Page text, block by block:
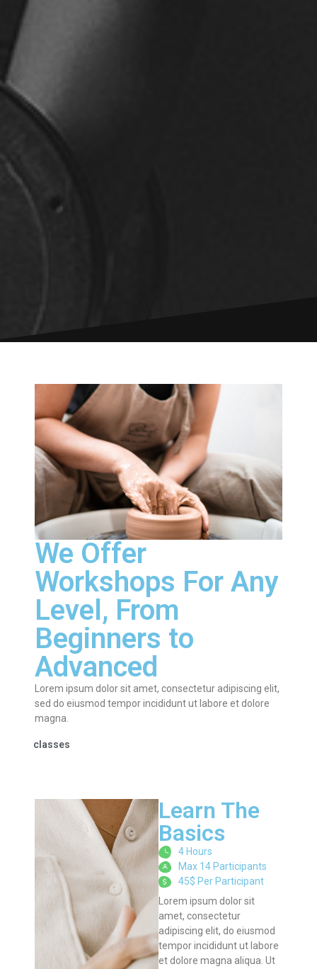
We Offer
Workshops For Any
Level, From
Beginners to
Advanced
Lorem ipsum dolor sit amet, consectetur adipiscing elit,
sed do eiusmod tempor incididunt ut labore et dolore
magna.
classes
Learn The
Basics
4 Hours
Max 14 Participants
45$ Per Participant
Lorem ipsum dolor sit
amet, consectetur
adipiscing elit, do eiusmod
tempor incididunt ut labore
et dolore magna aliqua. Ut